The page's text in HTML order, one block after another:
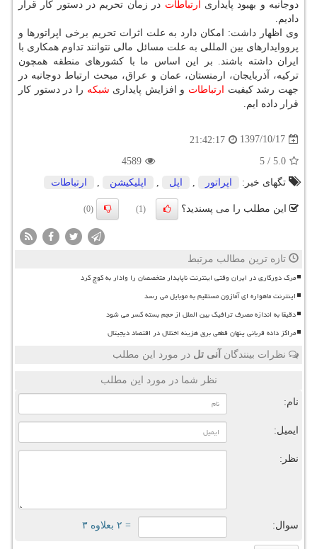
دوجانبه و بهبود پایداری
ارتباطات در زمان تحریم در دستور كار قرار
دادیم.
وی اظهار داشت: امكان دارد به علت اثرات تحریم برخی اپراتورها و
پرووایدارهای بین المللی به علت مسائل مالی نتوانند تداوم همكاری با
ایران داشته باشند. بر این اساس ما با كشورهای منطقه همچون
تركیه، آذربایجان، ارمنستان، عمان و عراق، مبحث ارتباط دوجانبه در
جهت رشد كیفیت
ارتباطات و افزایش پایداری شبكه را در دستور كار
قرار داده ایم.
1397/10/17
21:42:17
5.0
/
5
4589
تگهای خبر:
اپراتور اپل اپلیكیشن ارتباطات
این مطلب را می پسندید؟ (1)
(0)
تازه ترین مطالب مرتبط
مرگ دورکاری در ایران وقتی اینترنت ناپایدار متخصصان را وادار به کوچ کرد
اینترنت ماهواره ای آمازون مستقیم به موبایل می رسد
دقیقا به اندازه مصرف ترافیک بین الملل از حجم بسته کسر می شود
مراکز داده قربانی پنهان قطعی برق هزینه اختلال در اقتصاد دیجیتال
نظرات بینندگان آنی تل در مورد این مطلب
نظر شما در مورد این مطلب
نام:
ایمیل:
نظر:
سوال: = ۲ بعلاوه ۳